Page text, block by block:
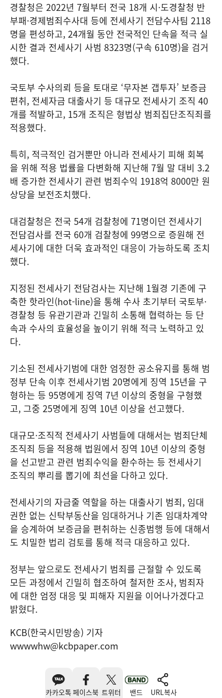
경찰청은 2022년 7월부터 전국 18개 시·도경찰청 반
부패·경제범죄수사대 등에 전세사기 전담수사팀 2118
명을 편성하고, 24개월 동안 전국적인 단속을 적극 실
시한 결과 전세사기 사범 8323명(구속 610명)을 검거
했다.
국토부 수사의뢰 등을 토대로 ‘무자본 갭투자’ 보증금
편취, 전세자금 대출사기 등 대규모 전세사기 조직 40
개를 적발하고, 15개 조직은 형법상 범죄집단조직죄를
적용했다.
특히, 적극적인 검거뿐만 아니라 전세사기 피해 회복
을 위해 적용 법률을 다변화해 지난해 7월 말 대비 3.2
배 증가한 전세사기 관련 범죄수익 1918억 8000만 원
상당을 보전조치했다.
대검찰청은 전국 54개 검찰청에 71명이던 전세사기
전담검사를 전국 60개 검찰청에 99명으로 증원해 전
세사기에 대한 더욱 효과적인 대응이 가능하도록 조치
했다.
지정된 전세사기 전담검사는 지난해 1월경 기존에 구
축한 핫라인(hot-line)을 통해 수사 초기부터 국토부·
경찰청 등 유관기관과 긴밀히 소통해 협력하는 등 단
속과 수사의 효율성을 높이기 위해 적극 노력하고 있
다.
기소된 전세사기범에 대한 엄정한 공소유지를 통해 범
정부 단속 이후 전세사기범 20명에게 징역 15년을 구
형하는 등 95명에게 징역 7년 이상의 중형을 구형했
고, 그중 25명에게 징역 10년 이상을 선고했다.
대규모·조직적 전세사기 사범들에 대해서는 범죄단체
조직죄 등을 적용해 법원에서 징역 10년 이상의 중형
을 선고받고 관련 범죄수익을 환수하는 등 전세사기
조직의 뿌리를 뽑기에 최선을 다하고 있다.
전세사기의 자금줄 역할을 하는 대출사기 범죄, 임대
권한 없는 신탁부동산을 임대하거나 기존 임대차계약
을 승계하여 보증금을 편취하는 신종범행 등에 대해서
도 치밀한 법리 검토를 통해 적극 대응하고 있다.
정부는 앞으로도 전세사기 범죄를 근절할 수 있도록
모든 과정에서 긴밀히 협조하여 철저한 조사, 범죄자
에 대한 엄정 대응 및 피해자 지원을 이어나가겠다고
밝혔다.
KCB(한국시민방송) 기자
wwwwhw@kcbpaper.com
카카오톡 페이스북 트위터 밴드 URL복사